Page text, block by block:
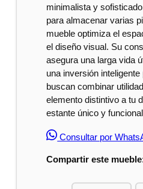
minimalista y
para almacenar varias
mueble optimiza el
el diseño visual. Su
asegura una larga vida
una inversión
buscan combinar
elemento distintivo a tu
estante único y
Consultar por
Compartir este